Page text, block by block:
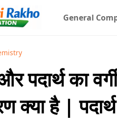
General
पदार्थ का
क्या है |